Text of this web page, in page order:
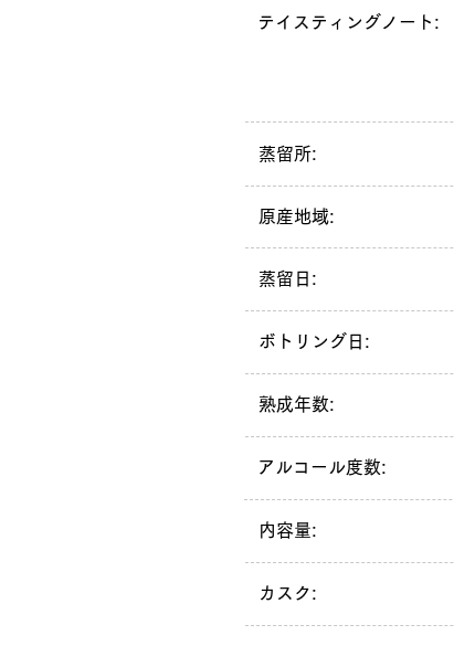
テイスティングノート:
蒸留所:
原産地域:
蒸留日:
ボトリング日:
熟成年数:
アルコール度数:
内容量:
カスク: